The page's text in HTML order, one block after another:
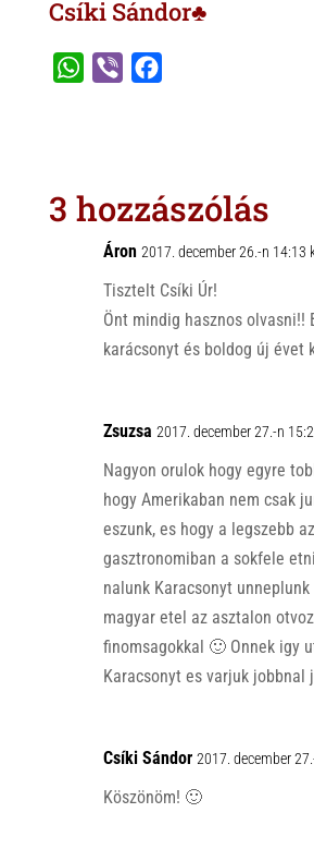
Csíki Sándor♣
A
o
o
k
3 hozzászólás
Áron 2017. december 26.-n 14:13
Tisztelt Csíki Úr!
Önt mindig hasznos olvasni!!
karácsonyt és boldog új évet
Zsuzsa 2017. december 27.-n
Nagyon orulok hogy egyre
hogy Amerikaban nem csak
eszunk, es hogy a legszebb
gasztronomiban a sokfele
nalunk Karacsonyt
magyar etel az asztalon
finomsagokkal 🙂 Onnek igy
Karacsonyt es varjuk
Csíki Sándor 2017. december
Köszönöm! 🙂